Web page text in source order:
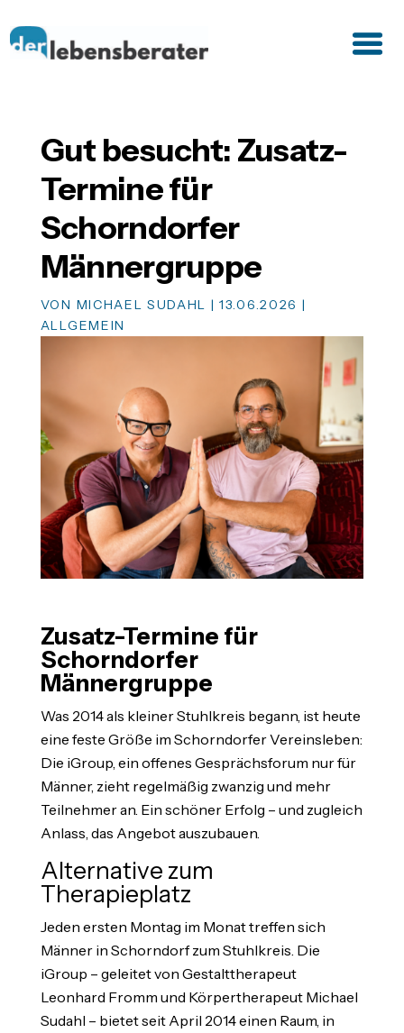
Gut besucht: Zusatz-
Termine für
Schorndorfer
Männergruppe
VON MICHAEL SUDAHL |13.06.2026 |
ALLGEMEIN
Zusatz-Termine für
Schorndorfer
Männergruppe
Was 2014 als kleiner Stuhlkreis begann, ist heute
eine feste Größe im Schorndorfer Vereinsleben:
Die iGroup, ein offenes Gesprächsforum nur für
Männer, zieht regelmäßig zwanzig und mehr
Teilnehmer an. Ein schöner Erfolg – und zugleich
Anlass, das Angebot auszubauen.
Alternative zum
Therapieplatz
Jeden ersten Montag im Monat treffen sich
Männer in Schorndorf zum Stuhlkreis. Die
iGroup – geleitet von Gestalttherapeut
Leonhard Fromm und Körpertherapeut Michael
Sudahl – bietet seit April 2014 einen Raum, in